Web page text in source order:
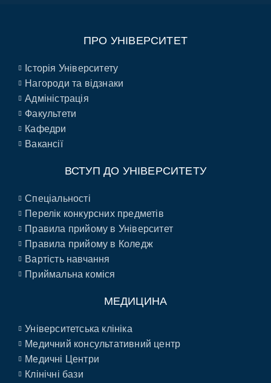
ПРО УНІВЕРСИТЕТ
Історія Університету
Нагороди та відзнаки
Адміністрація
Факультети
Кафедри
Вакансії
ВСТУП ДО УНІВЕРСИТЕТУ
Спеціальності
Перелік конкурсних предметів
Правила прийому в Університет
Правила прийому в Коледж
Вартість навчання
Приймальна коміся
МЕДИЦИНА
Університетська клініка
Медичний консультативний центр
Медичні Центри
Клінічні бази